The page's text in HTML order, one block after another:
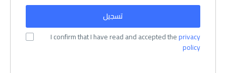
I confirm that I have read and accepted theprivacy
policy